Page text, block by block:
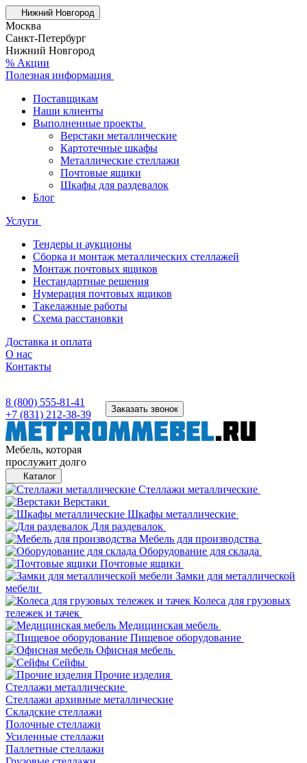
Нижний Новгород
Москва
Санкт-Петербург
Нижний Новгород
% Акции
Полезная информация
Поставщикам
Наши клиенты
Выполненные проекты
Верстаки металлические
Картотечные шкафы
Металлические стеллажи
Почтовые ящики
Шкафы для раздевалок
Блог
Услуги
Тендеры и аукционы
Сборка и монтаж металлических стеллажей
Монтаж почтовых ящиков
Нестандартные решения
Нумерация почтовых ящиков
Такелажные работы
Схема расстановки
Доставка и оплата
О нас
Контакты
8 (800) 555-81-41
+7 (831) 212-38-39
Заказать звонок
Мебель, которая
прослужит долго
Каталог
Стеллажи металлические
Верстаки
Шкафы металлические
Для раздевалок
Мебель для производства
Оборудование для склада
Почтовые ящики
Замки для металлической
мебели
Колеса для грузовых
тележек и тачек
Медицинская мебель
Пищевое оборудование
Офисная мебель
Сейфы
Прочие изделия
Стеллажи металлические
Cтеллажи архивные металлические
Складские стеллажи
Полочные стеллажи
Усиленные стеллажи
Паллетные стеллажи